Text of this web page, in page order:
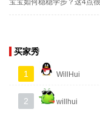
宝宝如何稳稳学步？这4点
买家秀
1 WillHui
2 willhui